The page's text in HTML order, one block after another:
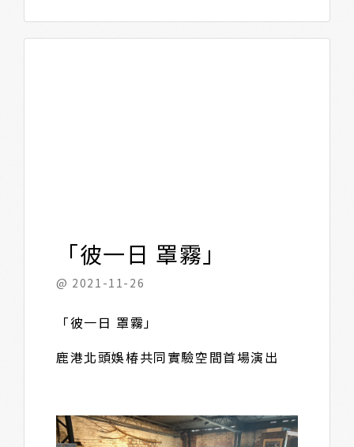
「彼一日 罩霧」
@ 2021-11-26
「彼一日 罩霧」
鹿港北頭娛椿共同實驗空間首場演出